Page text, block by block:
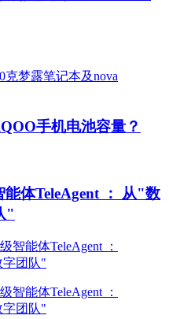
手机电池容量？
体TeleAgent ： 从"数
"